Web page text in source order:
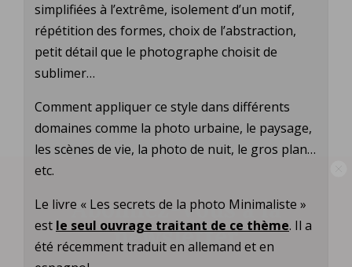
simplifiées à l’extrême, isolement d’un motif,
répétition des formes, choix de l’abstraction,
petit détail que le photographe choisit de
sublimer…
Comment appliquer ce style dans différents
domaines comme la photo urbaine, le paysage,
les scènes de vie, la photo de nuit, le gros plan…
etc.
Le livre « Les secrets de la photo Minimaliste »
est le seul ouvrage traitant de ce thème. Il a
été récemment traduit en allemand et en
Abonnez-vous à la
newsletter